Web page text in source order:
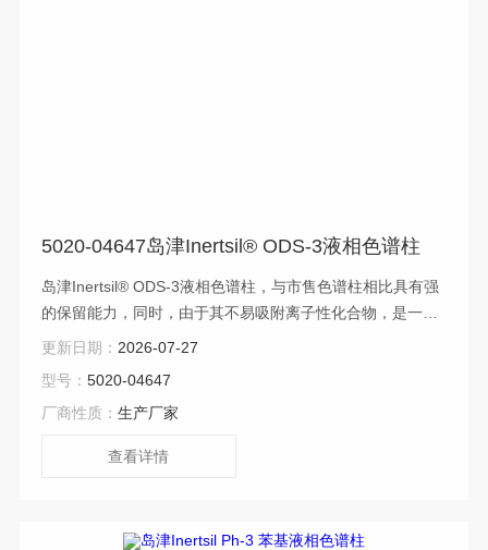
5020-04647岛津Inertsil® ODS-3液相色谱柱
岛津Inertsil® ODS-3液相色谱柱，与市售色谱柱相比具有强
的保留能力，同时，由于其不易吸附离子性化合物，是一款
使用方便的ODS 色谱柱
更新日期： 2026-07-27
型号： 5020-04647
厂商性质： 生产厂家
查看详情